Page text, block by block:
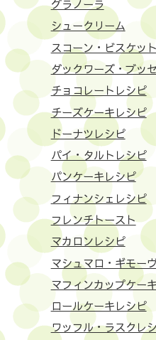
グラノーラ
シュークリーム
スコーン・ビスケッ
ダックワーズ・ブッ
チョコレートレシピ
チーズケーキレシピ
ドーナツレシピ
パイ・タルトレシピ
パンケーキレシピ
フィナンシェレシピ
フレンチトースト
マカロンレシピ
マシュマロ・ギモー
マフィンカップケー
ロールケーキレシピ
ワッフル・ラスクレ